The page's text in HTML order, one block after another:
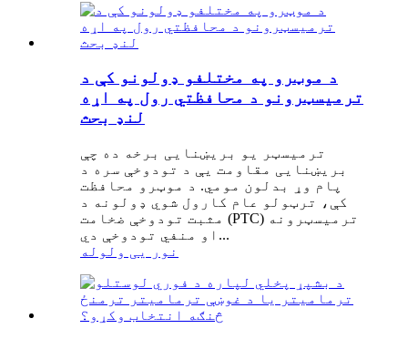
د موټرو په مختلفو ډولونو کې د
ترمیسټرونو د محافظتي رول په اړه
لنډ بحث
ترمیسټر یو بریښنایی برخه ده چې
بریښنایی مقاومت یې د تودوخې سره د
پام وړ بدلون مومي. د موټرو محافظت
کې، ترټولو عام کارول شوي ډولونه د
مثبت تودوخې ضخامت (PTC) ترمیسټرونه
او منفي تودوخې دي...
نور یی ولوله